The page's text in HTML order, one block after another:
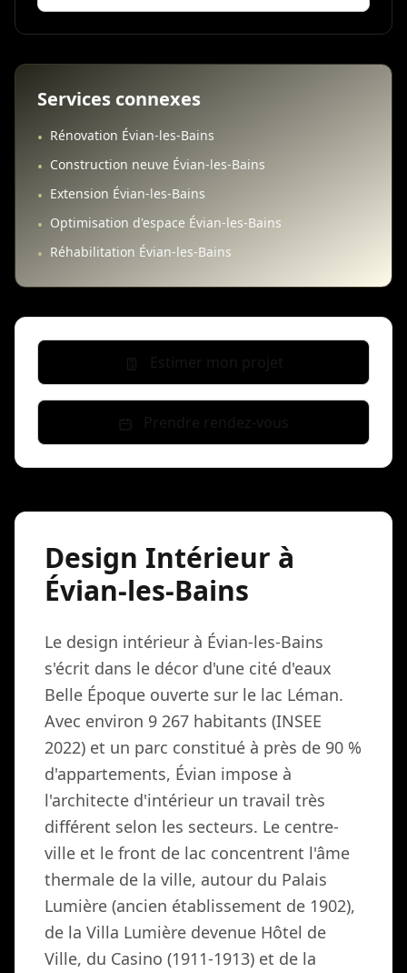
Services connexes
• Rénovation Évian-les-Bains
• Construction neuve Évian-les-Bains
• Extension Évian-les-Bains
• Optimisation d'espace Évian-les-Bains
• Réhabilitation Évian-les-Bains
Design Intérieur à
Évian-les-Bains
Le design intérieur à Évian-les-Bains
s'écrit dans le décor d'une cité d'eaux
Belle Époque ouverte sur le lac Léman.
Avec environ 9 267 habitants (INSEE
2022) et un parc constitué à près de 90 %
d'appartements, Évian impose à
l'architecte d'intérieur un travail très
différent selon les secteurs. Le centre-
ville et le front de lac concentrent l'âme
thermale de la ville, autour du Palais
Lumière (ancien établissement de 1902),
de la Villa Lumière devenue Hôtel de
Ville, du Casino (1911-1913) et de la